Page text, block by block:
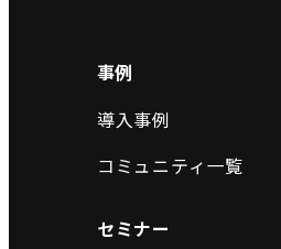
事例
導入事例
コミュニティ一覧
セミナー